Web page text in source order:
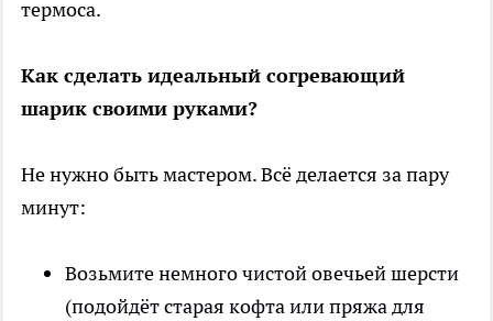
термоса.
Как сделать идеальный согревающий
шарик своими руками?
Не нужно быть мастером. Всё делается за пару
минут:
Возьмите немного чистой овечьей шерсти
(подойдёт старая кофта или пряжа для